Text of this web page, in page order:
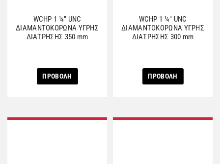
WCHP 1 ¼″ UNC
ΔΙΑΜΑΝΤΟΚΟΡΩΝΑ ΥΓΡΗΣ
ΔΙΑΤΡΗΣΗΣ 350 mm
ΠΡΟΒΟΛΗ
WCHP 1 ¼″ UNC
ΔΙΑΜΑΝΤΟΚΟΡΩΝΑ ΥΓΡΗΣ
ΔΙΑΤΡΗΣΗΣ 300 mm
ΠΡΟΒΟΛΗ